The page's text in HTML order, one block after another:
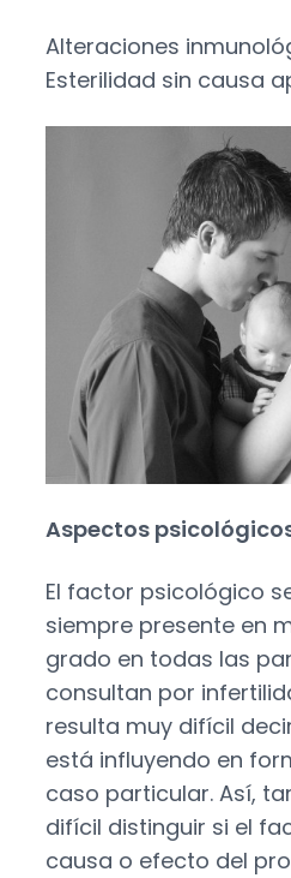
Alteraciones
Esterilidad sin causa
Aspectos
El factor psicológico
siempre presente en
grado en todas las
consultan por
resulta muy difícil
está influyendo en
caso particular. Así,
difícil distinguir si el
causa o efecto del